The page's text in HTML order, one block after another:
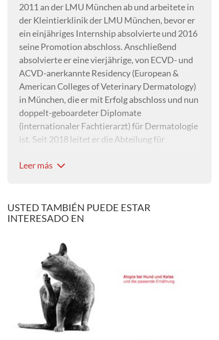
2011 an der LMU München ab und arbeitete in
der Kleintierklinik der LMU München, bevor er
ein einjähriges Internship absolvierte und 2016
seine Promotion abschloss. Anschließend
absolvierte er eine vierjährige, von ECVD- und
ACVD-anerkannte Residency (European &
American Colleges of Veterinary Dermatology)
in München, die er mit Erfolg abschloss und nun
doppelt-geboardeter Diplomate
(internationaler Fachtierarzt) für Dermatologie
ist. Seit 2018 leitet er die Abteilung für
Stuttgart Plieningen.
Leer más
USTED TAMBIÉN PUEDE ESTAR
INTERESADO EN